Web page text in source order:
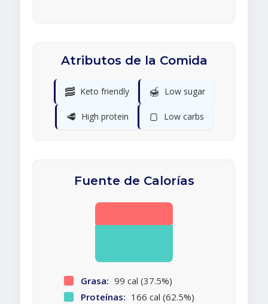
Atributos de la Comida
🥓 Keto friendly 🍯 Low sugar
🥩 High protein 🍞 Low carbs
Fuente de Calorías
Grasa: 99 cal (37.5%)
Proteínas: 166 cal (62.5%)